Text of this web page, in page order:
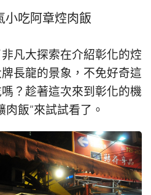
小吃阿章焢肉飯
凡大探索在介紹彰化的焢
長龍的景象，不免好奇這
？趁著這次來到彰化的機
飯”來試試看了。